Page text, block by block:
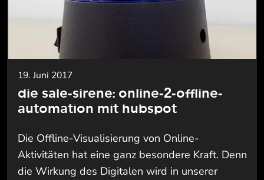
19. Juni 2017
die sale-sirene: online-2-offline-
automation mit hubspot
Die Offline-Visualisierung von Online-
Aktivitäten hat eine ganz besondere Kraft. Denn
die Wirkung des Digitalen wird in unserer